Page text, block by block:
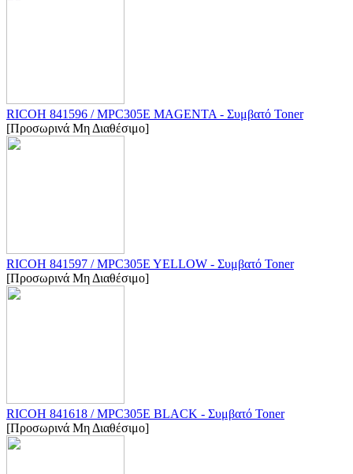
RICOH 841596 / MPC305E MAGENTA - Συμβατό Toner
[Προσωρινά Μη Διαθέσιμο]
RICOH 841597 / MPC305E YELLOW - Συμβατό Toner
[Προσωρινά Μη Διαθέσιμο]
RICOH 841618 / MPC305E BLACK - Συμβατό Toner
[Προσωρινά Μη Διαθέσιμο]